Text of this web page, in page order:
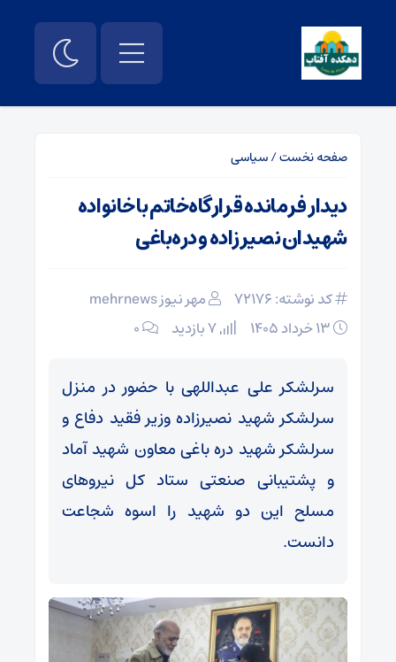
صفحه نخست/سیاسی
دیدار فرمانده قرارگاه‌خاتم با خانواده
شهیدان نصیرزاده و دره‌باغی
کد نوشته: 72176
مهر نیوز mehrnews
۰
سرلشکر علی عبداللهی با حضور در منزل
سرلشکر شهید نصیرزاده وزیر فقید دفاع و
سرلشکر شهید دره باغی معاون شهید آماد
و پشتیبانی صنعتی ستاد کل نیروهای
مسلح این دو شهید را اسوه شجاعت
دانست.